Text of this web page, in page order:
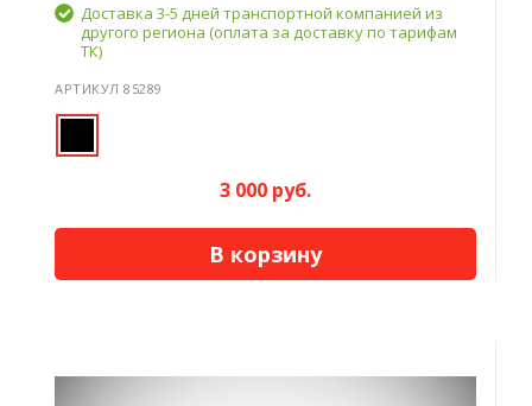
Доставка 3-5 дней транспортной компанией из
другого региона (оплата за доставку по тарифам
ТК)
АРТИКУЛ 85289
3 000 руб.
В корзину